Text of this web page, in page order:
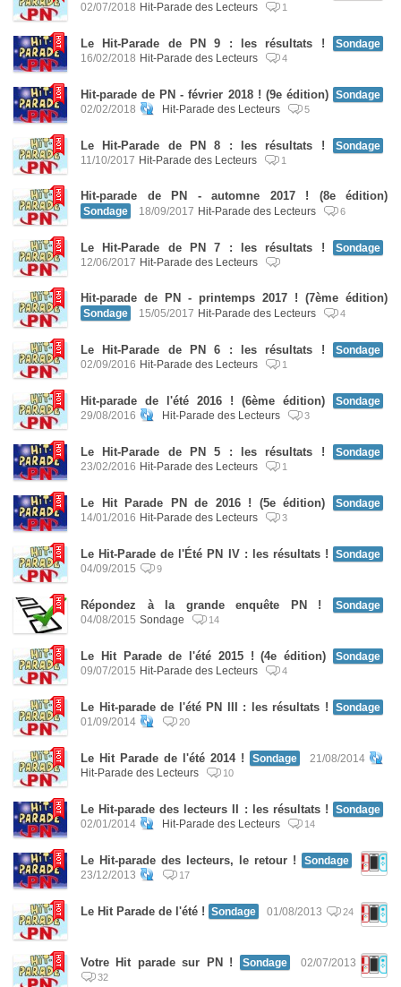
02/07/2018 Hit-Parade des Lecteurs 1
Le Hit-Parade de PN 9 : les résultats !
Sondage
16/02/2018 Hit-Parade des Lecteurs 4
Hit-parade de PN - février 2018 ! (9e édition)
Sondage
02/02/2018
Hit-Parade des Lecteurs 5
Le Hit-Parade de PN 8 : les résultats !
Sondage
11/10/2017 Hit-Parade des Lecteurs 1
Hit-parade de PN - automne 2017 ! (8e édition)
Sondage 18/09/2017 Hit-Parade des Lecteurs 6
Le Hit-Parade de PN 7 : les résultats !
Sondage
12/06/2017 Hit-Parade des Lecteurs
Hit-parade de PN - printemps 2017 ! (7ème édition)
Sondage 15/05/2017 Hit-Parade des Lecteurs 4
Le Hit-Parade de PN 6 : les résultats !
Sondage
02/09/2016 Hit-Parade des Lecteurs 1
Hit-parade de l'été 2016 ! (6ème édition)
Sondage
29/08/2016
Hit-Parade des Lecteurs 3
Le Hit-Parade de PN 5 : les résultats !
Sondage
23/02/2016 Hit-Parade des Lecteurs 1
Le Hit Parade PN de 2016 ! (5e édition)
Sondage
14/01/2016 Hit-Parade des Lecteurs 3
Le Hit-Parade de l'Été PN IV : les résultats !
Sondage
04/09/2015
9
Répondez à la grande enquête PN !
Sondage
04/08/2015 Sondage 14
Le Hit Parade de l'été 2015 ! (4e édition)
Sondage
09/07/2015 Hit-Parade des Lecteurs 4
Le Hit-parade de l'été PN III : les résultats !
Sondage
01/09/2014
20
Le Hit Parade de l'été 2014 ! Sondage
21/08/2014
Hit-Parade des Lecteurs
10
Le Hit-parade des lecteurs II : les résultats !
Sondage
02/01/2014
Hit-Parade des Lecteurs 14
Le Hit-parade des lecteurs, le retour !
Sondage
23/12/2013
17
Le Hit Parade de l'été ! Sondage 01/08/2013 24
Votre Hit parade sur PN ! Sondage 02/07/2013
32